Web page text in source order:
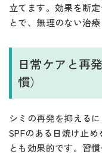
立てます。効果を断
とで、無理のない治
日常ケアと再
慣）
シミの再発を抑える
SPFのある日焼け止
とも効果的です。習